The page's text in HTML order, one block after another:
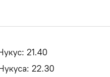
21.40
22.30